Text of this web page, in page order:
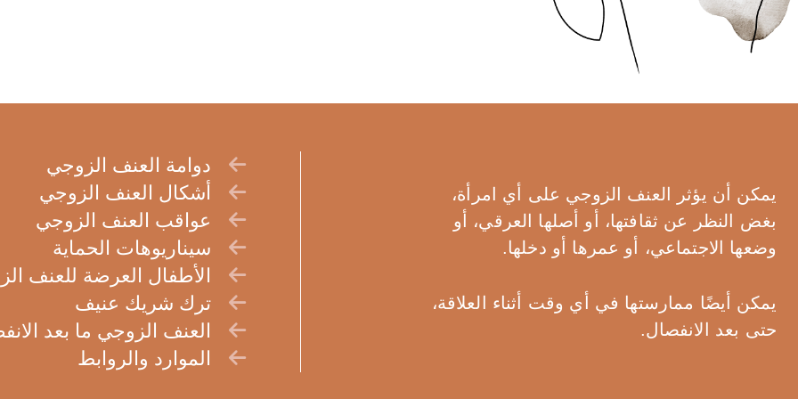
يمكن أن يؤثر العنف الزوجي على أي امرأة،
بغض النظر عن ثقافتها، أو أصلها العرقي، أو
وضعها الاجتماعي، أو عمرها أو دخلها.
يمكن أيضًا ممارستها في أي وقت أثناء العلاقة،
حتى بعد الانفصال.
دوامة العنف الزوجي
أشكال العنف الزوجي
عواقب العنف الزوجي
سيناريوهات الحماية
الأطفال العرضة للعنف
ترك شريك عنيف
العنف الزوجي ما بعد
الموارد والروابط